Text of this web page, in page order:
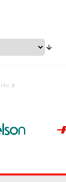
socios
anuncios